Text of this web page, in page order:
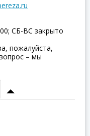
СБ-ВC закрыто
пожалуйста,
– мы